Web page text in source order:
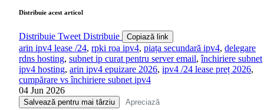
Distribuie acest articol
Distribuie Tweet Distribuie Copiază link
arin ipv4 lease /24, rpki roa ipv4, piața secundară ipv4, delegare
rdns hosting, subnet ip curat pentru server email,închiriere subnet
ipv4 hosting, arin ipv4 epuizare 2026, ipv4 /24 lease preț 2026,
cumpărare vs închiriere subnet ipv4
04 Jun 2026
Salvează pentru mai târziu Apreciază